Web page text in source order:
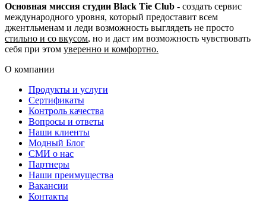
Основная миссия студии Black Tie Club - создать сервис
международного уровня, который предоставит всем
джентльменам и леди возможность выглядеть не просто
стильно и со вкусом, но и даст им возможность чувствовать
себя при этом уверенно и комфортно.
О компании
Продукты и услуги
Сертификаты
Контроль качества
Вопросы и ответы
Наши клиенты
Модный Блог
СМИ о нас
Партнеры
Наши преимущества
Вакансии
Контакты